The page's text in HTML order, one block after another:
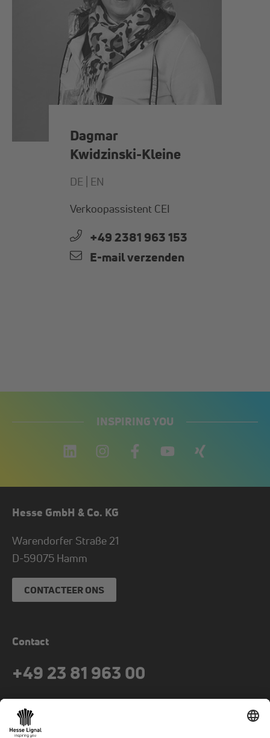
Dagmar
Kwidzinski-Kleine
DE | EN
Verkoopassistent CEI
+49 2381 963 153
E-mail verzenden
INSPIRING YOU
Hesse GmbH & Co. KG
Warendorfer Straße 21
D-59075 Hamm
CONTACTEER ONS
Contact
+49 23 81 963 00
mail